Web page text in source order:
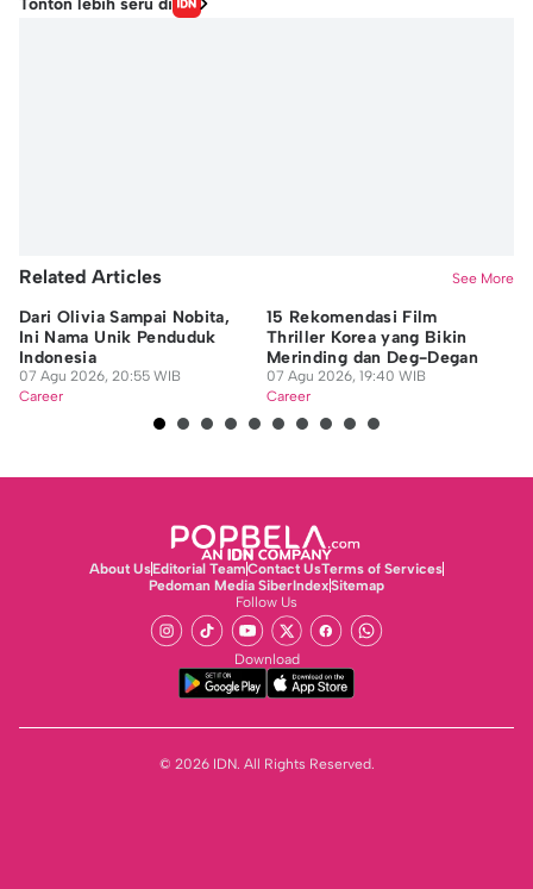
Related Articles See More
Dari Olivia Sampai Nobita,
Ini Nama Unik Penduduk
Indonesia
07 Agu 2026, 20:55 WIB
Career
15 Rekomendasi Film
Thriller Korea yang Bikin
Merinding dan Deg-Degan
07 Agu 2026, 19:40 WIB
Career
About UsEditorial TeamContact UsTerms of Services
Pedoman Media SiberIndexSitemap
Follow Us
Download
© 2026 IDN. All Rights Reserved.